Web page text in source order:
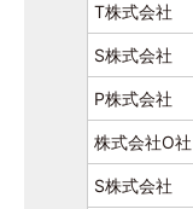
T株式会社
S株式会社
P株式会社
株式会社O社
S株式会社